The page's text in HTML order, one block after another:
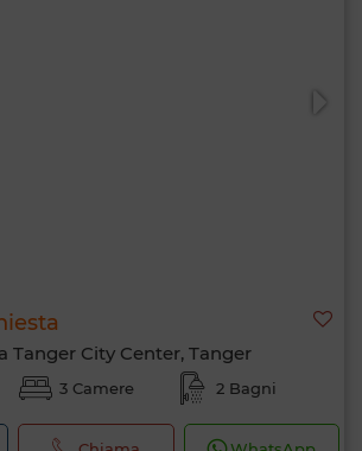
Tanger City Center, Tanger
3 Camere 2 Bagni